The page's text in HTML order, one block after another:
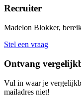
Recruiter
Madelon Blokker,
Stel een vraag
Ontvang
Vul in waar je
mailadres niet!